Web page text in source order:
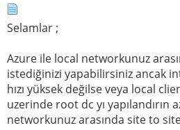
Selamlar ;
Azure ile local networkunuz
istediğinizi yapabilirsiniz ancak
hızı yüksek değilse veya local
uzerinde root dc yı yapılandırın
networkunuz arasında site to